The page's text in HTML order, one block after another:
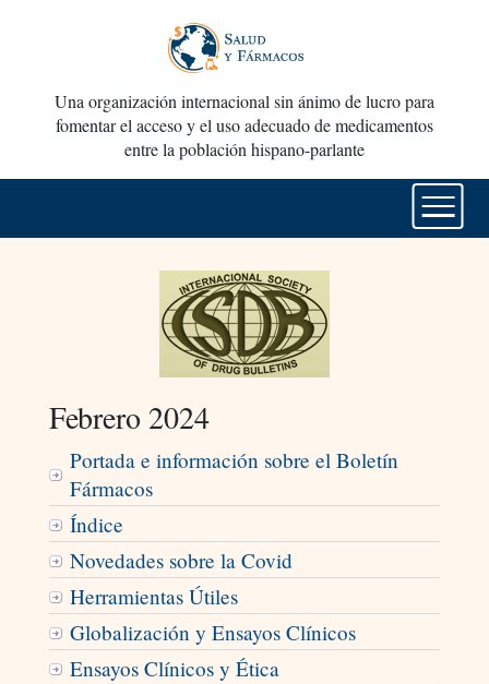
Una organización internacional sin ánimo de lucro para
fomentar el acceso y el uso adecuado de medicamentos
entre la población hispano-parlante
Febrero 2024
Portada e información sobre el Boletín
Fármacos
Índice
Novedades sobre la Covid
Herramientas Útiles
Globalización y Ensayos Clínicos
Ensayos Clínicos y Ética